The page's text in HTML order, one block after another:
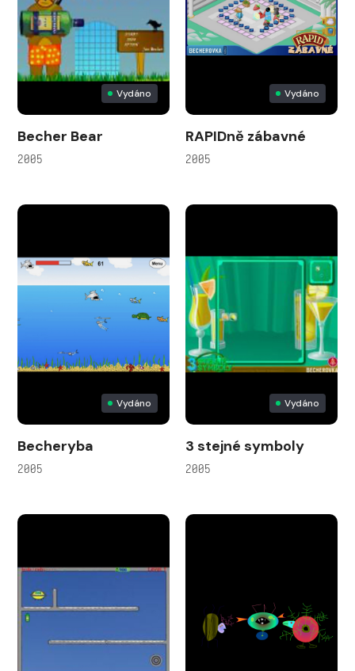
Vydáno
Becher Bear
2005
Vydáno
RAPIDně zábavné
2005
Vydáno
Becheryba
2005
Vydáno
3 stejné symboly
2005